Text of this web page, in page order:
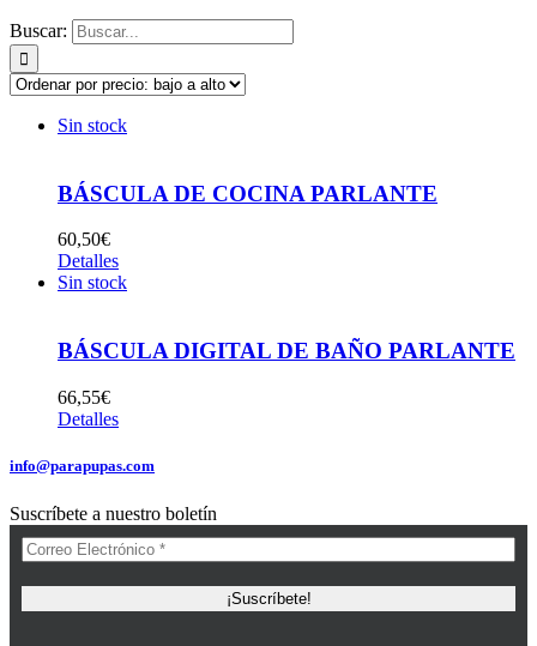
Buscar:
Sin stock
BÁSCULA DE COCINA PARLANTE
60,50€
Detalles
Sin stock
BÁSCULA DIGITAL DE BAÑO PARLANTE
66,55€
Detalles
info@parapupas.com
Suscríbete a nuestro boletín